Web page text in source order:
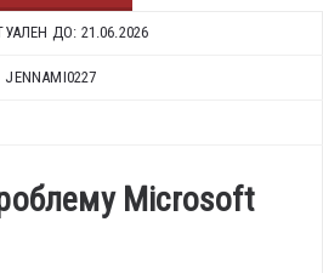
ДО: 21.06.2026
JENNAMI0227
Microsoft